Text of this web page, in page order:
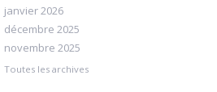
janvier 2026
décembre 2025
novembre 2025
Toutes les archives